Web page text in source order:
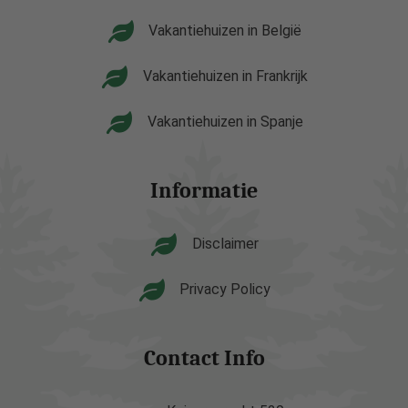
Vakantiehuizen in België
Vakantiehuizen in Frankrijk
Vakantiehuizen in Spanje
Informatie
Disclaimer
Privacy Policy
Contact Info